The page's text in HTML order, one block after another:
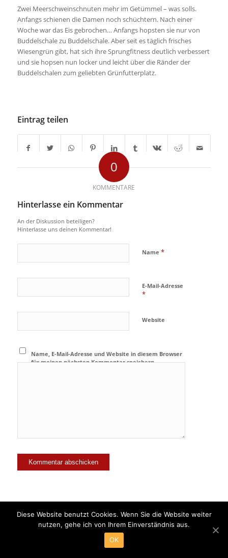
Zwei Meerschweinschnuten mehr im Getümmel – was solls.
Anfangs schienen die Damen noch schüchtern. Nach einer
Woche war das Eis gebrochen… Anfangs hopsten sie nur von
Buddelschale zu Buddelschale. Aber seit es täglich frisches
Wiesengrün gibt, hat sich ihre Sprungfitness deutlich verbessert
und sie hopsen nun locker und leicht über die Ränder der
Buddelschalen zum geliebten Grünfutterplatz.
Eintrag teilen
0
KOMMENTARE
Hinterlasse ein Kommentar
An der Diskussion beteiligen?
Hinterlasse uns deinen Kommentar!
Name *
E-Mail-Adresse
*
Website
Name, E-Mail-Adresse und Website in diesem Browser
für meinen nächsten Kommentar speichern.
© Copyright - Tierpension Lämmerhirt -Enfold Theme by Kriesi
Impressum
Diese Website benutzt Cookies. Wenn Sie die Website weiter
nutzen, gehe ich von Ihrem Einverständnis aus.
OK